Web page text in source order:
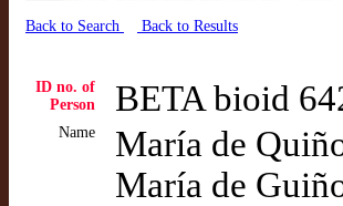
Back to Search Back to Results
ID no. of
Person
BETA bioid
Name
María de
María de